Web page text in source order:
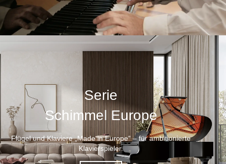
Serie
Schimmel Europe
Flügel und Klaviere „Made in Europe“ – für ambitionierte
Klavierspieler.